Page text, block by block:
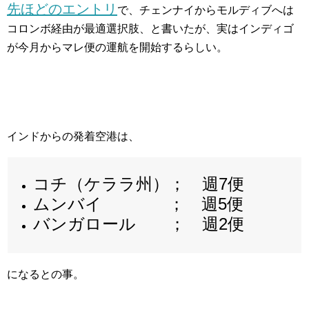
先ほどのエントリ で、チェンナイからモルディブへは
コロンボ経由が最適選択肢、と書いたが、実はインディゴ
が今月からマレ便の運航を開始するらしい。
インドからの発着空港は、
コチ（ケララ州）； 週7便
ムンバイ ； 週5便
バンガロール ； 週2便
になるとの事。